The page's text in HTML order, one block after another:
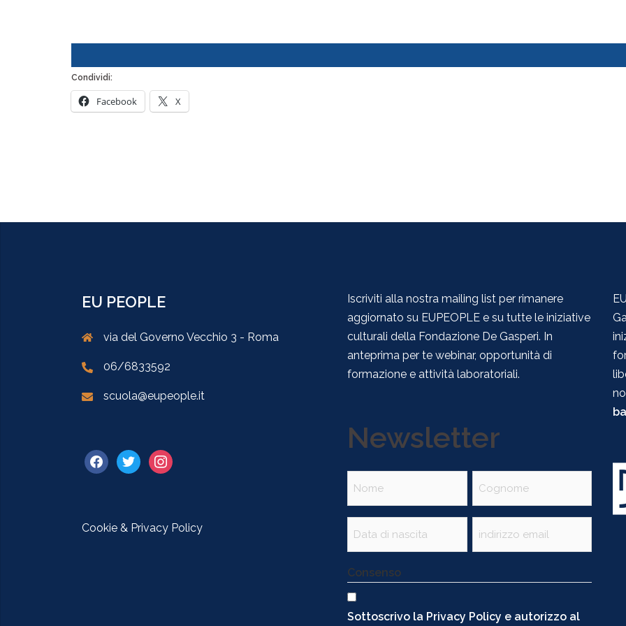
Condividi:
Facebook X
EU PEOPLE
via del Governo Vecchio 3 - Roma
06/6833592
scuola@eupeople.it
Cookie & Privacy Policy
Iscriviti alla nostra mailing list per rimanere
aggiornato su EUPEOPLE e su tutte le iniziative
culturali della Fondazione De Gasperi. In
anteprima per te webinar, opportunità di
formazione e attività laboratoriali.
Newsletter
Consenso
Sottoscrivo la Privacy Policy e autorizzo al